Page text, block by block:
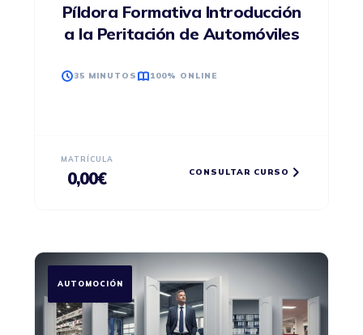
Píldora Formativa Introducción
a la Peritación de Automóviles
35 MINUTOS 100% ONLINE
MATRÍCULA
0,00€ CONSULTAR CURSO
AUTOMOCIÓN